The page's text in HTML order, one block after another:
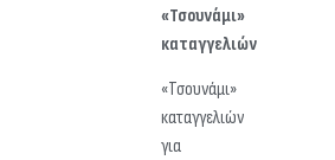
«Τσουνάμι»
καταγγελιών
«Τσουνάμι»
καταγγελιών
για